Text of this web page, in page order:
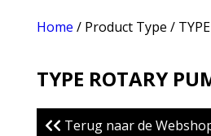
Home / Product Type / TYPE
TYPE ROTARY
Terug naar de